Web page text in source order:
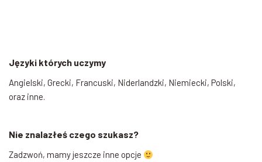
Języki których uczymy
Angielski, Grecki, Francuski, Niderlandzki, Niemiecki, Polski,
oraz inne.
Nie znalazłeś czego szukasz?
Zadzwoń, mamy jeszcze inne opcje